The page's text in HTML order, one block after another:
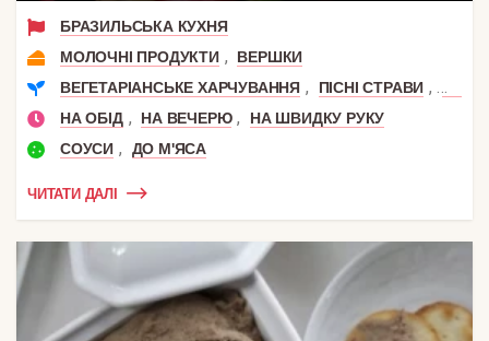
БРАЗИЛЬСЬКА КУХНЯ
МОЛОЧНІ ПРОДУКТИ ,
ВЕРШКИ
ВЕГЕТАРІАНСЬКЕ ХАРЧУВАННЯ , ПІСНІ СТРАВИ ,
НА ОБІД , НА ВЕЧЕРЮ ,
НА ШВИДКУ РУКУ
СОУСИ , ДО М'ЯСА
ЧИТАТИ ДАЛІ